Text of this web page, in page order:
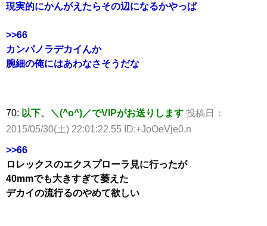
現実的にかんがえたらその辺になるかやっぱ
>>66
カンパノラデカイんか
腕細の俺にはあわなさそうだな
70: 以下、＼(^o^)／でVIPがお送りします 投稿日：
2015/05/30(土) 22:01:22.55 ID:+JoOeVje0.n
>>66
ロレックスのエクスプローラ見に行ったが
40mmでも大きすぎて萎えた
デカイの流行るのやめて欲しい